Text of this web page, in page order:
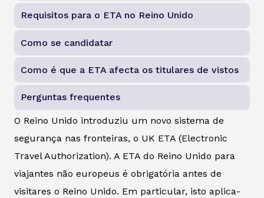
Requisitos para o ETA no Reino Unido
Como se candidatar
Como é que a ETA afecta os titulares de vistos
Perguntas frequentes
O Reino Unido introduziu um novo sistema de
segurança nas fronteiras, o UK ETA (Electronic
Travel Authorization). A ETA do Reino Unido para
viajantes não europeus é obrigatória antes de
visitares o Reino Unido. Em particular, isto aplica-